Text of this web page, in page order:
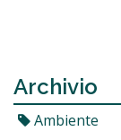
Archivio
Ambiente